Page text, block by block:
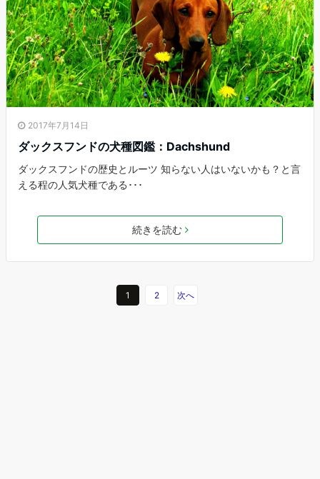
2017年7月14日
ダックスフンドの犬種図鑑：Dachshund
ダックスフンドの歴史とルーツ 知らない人はいないかも？と言
える程の人気犬種である･･･
続きを読む
1 2 次へ